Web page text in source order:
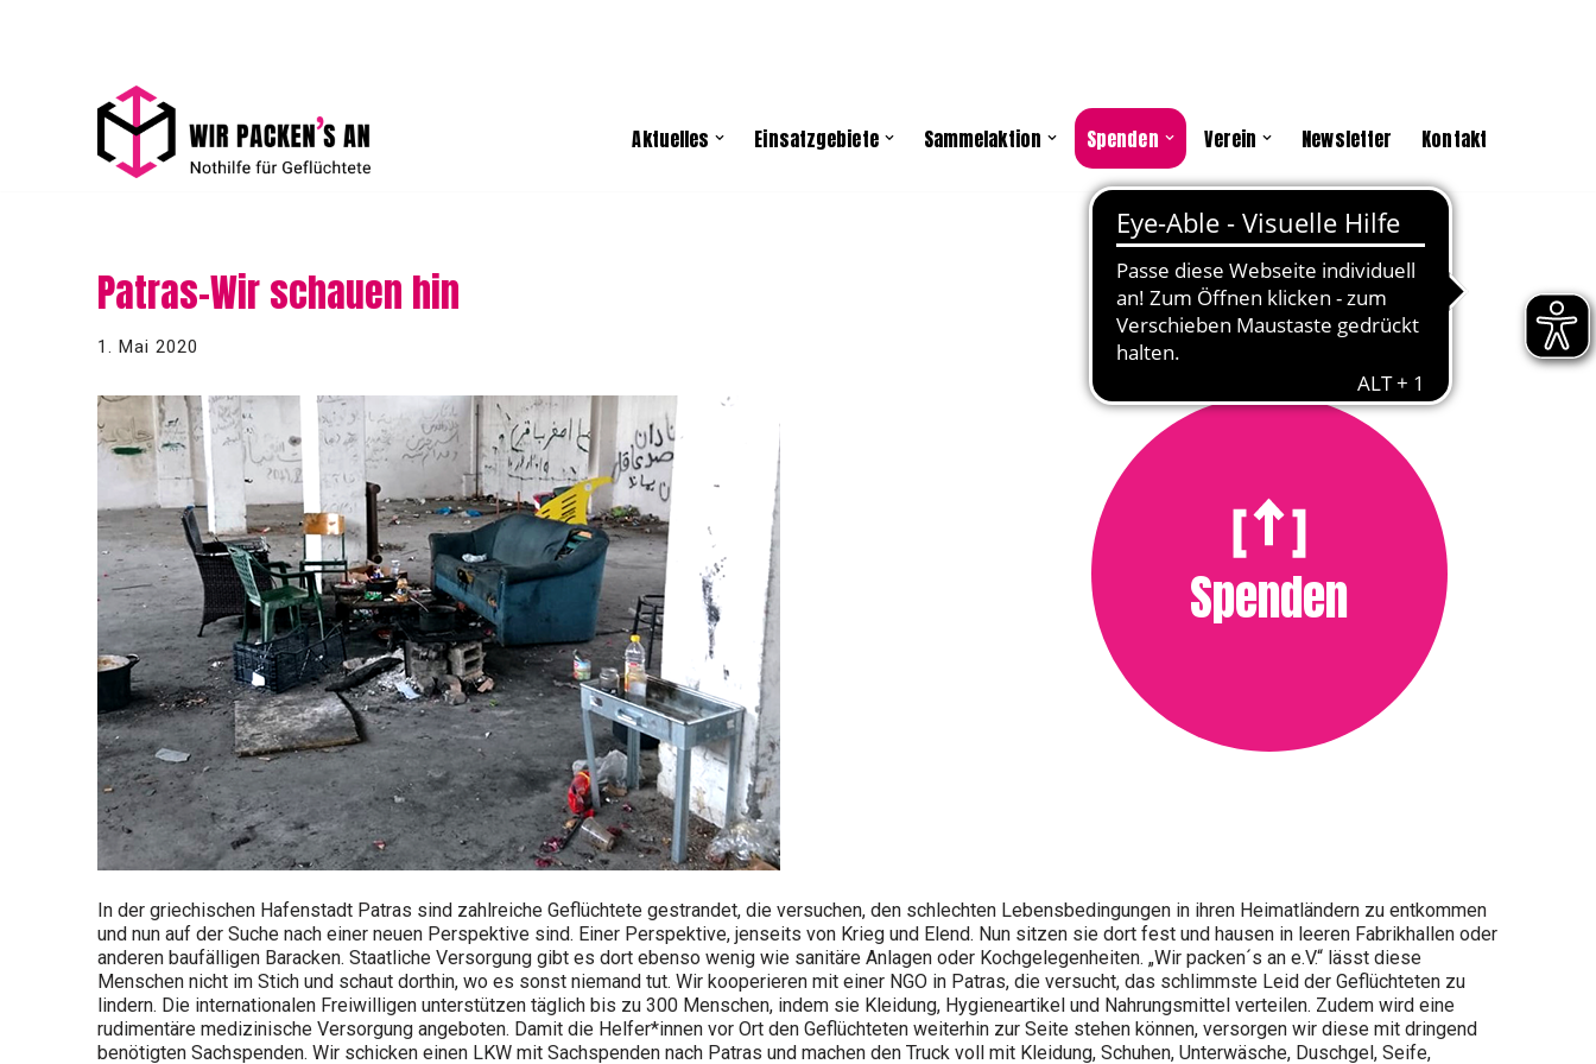
Aktuelles Einsatzgebiete Sammelaktion Spenden Verein Newsletter Kontakt
Patras-Wir schauen hin
1. Mai 2020
Spenden
In der griechischen Hafenstadt Patras sind zahlreiche Geflüchtete gestrandet, die versuchen, den schlechten Lebensbedingungen in ihren Heimatländern zu entkommen
und nun auf der Suche nach einer neuen Perspektive sind. Einer Perspektive, jenseits von Krieg und Elend. Nun sitzen sie dort fest und hausen in leeren Fabrikhallen oder
anderen baufälligen Baracken. Staatliche Versorgung gibt es dort ebenso wenig wie sanitäre Anlagen oder Kochgelegenheiten. „Wir packen´s an e.V.“ lässt diese
Menschen nicht im Stich und schaut dorthin, wo es sonst niemand tut. Wir kooperieren mit einer NGO in Patras, die versucht, das schlimmste Leid der Geflüchteten zu
lindern. Die internationalen Freiwilligen unterstützen täglich bis zu 300 Menschen, indem sie Kleidung, Hygieneartikel und Nahrungsmittel verteilen. Zudem wird eine
rudimentäre medizinische Versorgung angeboten. Damit die Helfer*innen vor Ort den Geflüchteten weiterhin zur Seite stehen können, versorgen wir diese mit dringend
benötigten Sachspenden. Wir schicken einen LKW mit Sachspenden nach Patras und machen den Truck voll mit Kleidung, Schuhen, Unterwäsche, Duschgel, Seife,